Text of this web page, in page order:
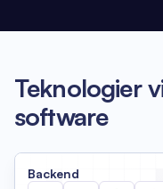
Teknologier
software
Backend